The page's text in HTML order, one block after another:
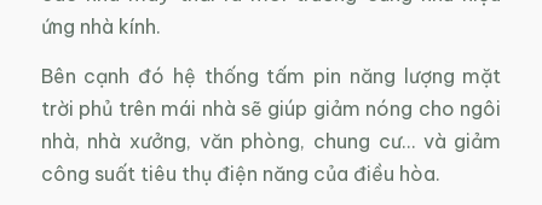
ứng nhà kính.
Bên cạnh đó hệ thống tấm pin năng lượng mặt
trời phủ trên mái nhà sẽ giúp giảm nóng cho ngôi
nhà, nhà xưởng, văn phòng, chung cư… và giảm
công suất tiêu thụ điện năng của điều hòa.